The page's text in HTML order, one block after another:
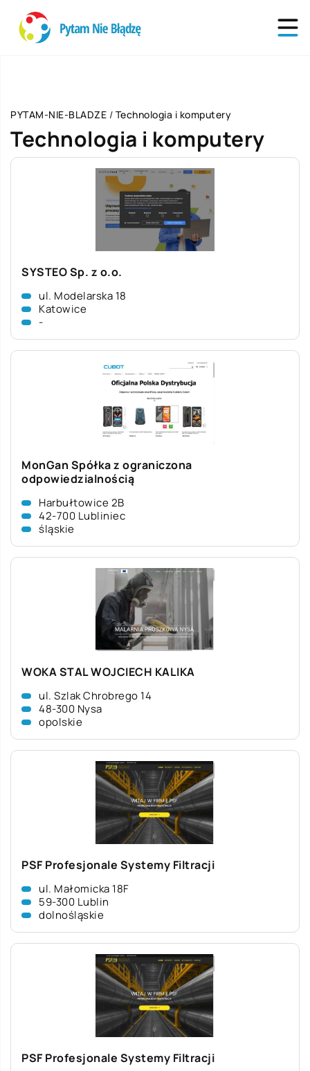
PYTAM-NIE-BLADZE / Technologia i komputery
Technologia i komputery
SYSTEO Sp. z o.o.
ul. Modelarska 18
Katowice
-
MonGan Spółka z ograniczona
odpowiedzialnością
Harbułtowice 2B
42-700 Lubliniec
śląskie
WOKA STAL WOJCIECH KALIKA
ul. Szlak Chrobrego 14
48-300 Nysa
opolskie
PSF Profesjonale Systemy Filtracji
ul. Małomicka 18F
59-300 Lublin
dolnośląskie
PSF Profesjonale Systemy Filtracji